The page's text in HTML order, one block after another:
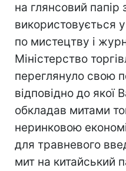
на глянсовий папір
використовується
по мистецтву і
Міністерство
переглянуло свою
відповідно до якої
обкладав митами
неринковою
для травневого
мит на китайський